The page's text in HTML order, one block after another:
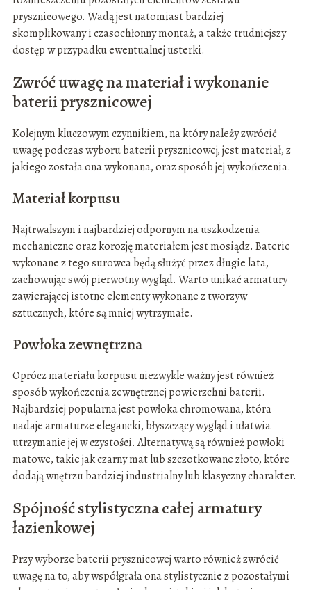
prysznicowego. Wadą jest natomiast bardziej
skomplikowany i czasochłonny montaż, a także trudniejszy
dostęp w przypadku ewentualnej usterki.
Zwróć uwagę na materiał i wykonanie
baterii prysznicowej
Kolejnym kluczowym czynnikiem, na który należy zwrócić
uwagę podczas wyboru baterii prysznicowej, jest materiał, z
jakiego została ona wykonana, oraz sposób jej wykończenia.
Materiał korpusu
Najtrwalszym i najbardziej odpornym na uszkodzenia
mechaniczne oraz korozję materiałem jest mosiądz. Baterie
wykonane z tego surowca będą służyć przez długie lata,
zachowując swój pierwotny wygląd. Warto unikać armatury
zawierającej istotne elementy wykonane z tworzyw
sztucznych, które są mniej wytrzymałe.
Powłoka zewnętrzna
Oprócz materiału korpusu niezwykle ważny jest również
sposób wykończenia zewnętrznej powierzchni baterii.
Najbardziej popularna jest powłoka chromowana, która
nadaje armaturze elegancki, błyszczący wygląd i ułatwia
utrzymanie jej w czystości. Alternatywą są również powłoki
matowe, takie jak czarny mat lub szczotkowane złoto, które
dodają wnętrzu bardziej industrialny lub klasyczny charakter.
Spójność stylistyczna całej armatury
łazienkowej
Przy wyborze baterii prysznicowej warto również zwrócić
uwagę na to, aby współgrała ona stylistycznie z pozostałymi